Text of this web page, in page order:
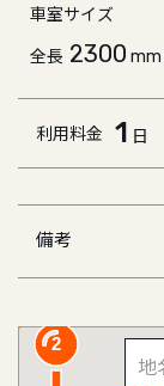
車室サイズ
全長 2300 mm
利用料金 1 日
備考
2